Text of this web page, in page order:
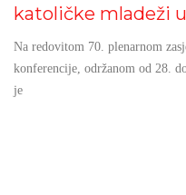
katoličke mladeži
Na redovitom 70. plenarnom
konferencije, održanom od 28.
je